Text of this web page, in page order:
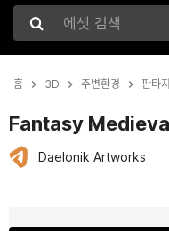
에셋 검색
홈 3D 주변환경 판타지
Fantasy
Daelonik Artworks